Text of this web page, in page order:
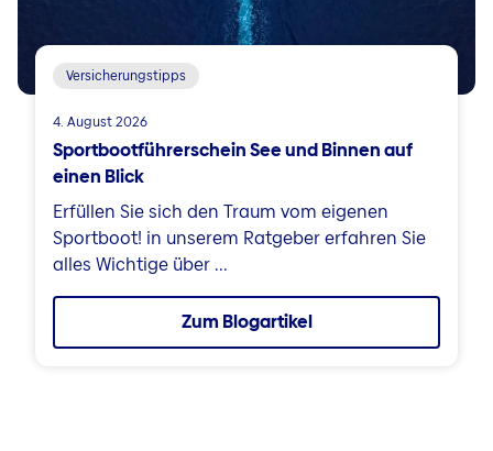
Versicherungstipps
4. August 2026
Sportbootführerschein See und Binnen auf
einen Blick
Erfüllen Sie sich den Traum vom eigenen
Sportboot! in unserem Ratgeber erfahren Sie
alles Wichtige über ...
Zum Blogartikel